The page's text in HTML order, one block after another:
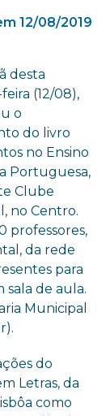
12/08/2019
desta
(12/08),
o
do livro
no Ensino
Portuguesa,
Clube
no Centro.
professores,
da rede
para
sala de aula.
Municipal
do
Letras, da
como